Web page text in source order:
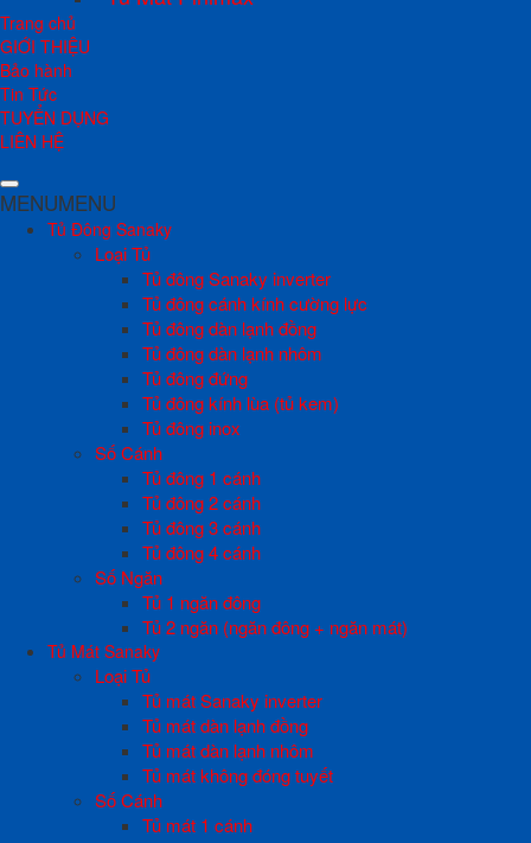
Trang chủ
GIỚI THIỆU
Bảo hành
Tin Tức
TUYỂN DỤNG
LIÊN HỆ
MENUMENU
Tủ Đông Sanaky
Loại Tủ
Tủ đông Sanaky inverter
Tủ đông cánh kính cường lực
Tủ đông dàn lạnh đồng
Tủ đông dàn lạnh nhôm
Tủ đông đứng
Tủ đông kính lùa (tủ kem)
Tủ đông inox
Số Cánh
Tủ đông 1 cánh
Tủ đông 2 cánh
Tủ đông 3 cánh
Tủ đông 4 cánh
Số Ngăn
Tủ 1 ngăn đông
Tủ 2 ngăn (ngăn đông + ngăn mát)
Tủ Mát Sanaky
Loại Tủ
Tủ mát Sanaky inverter
Tủ mát dàn lạnh đồng
Tủ mát dàn lạnh nhôm
Tủ mát không đóng tuyết
Số Cánh
Tủ mát 1 cánh